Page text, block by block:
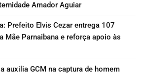
Amador Aguiar
Prefeito Elvis Cezar entrega 107
Mãe Parnaibana e reforça apoio às
auxilia GCM na captura de homem